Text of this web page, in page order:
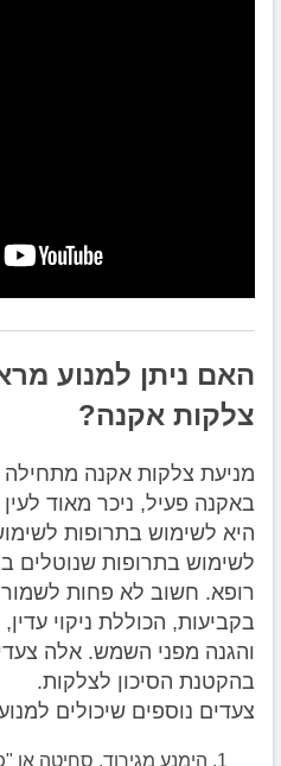
האם ניתן למנוע
צלקות אקנה?
מניעת צלקות אקנה מתחילה
באקנה פעיל, ניכר מאוד
היא לשימוש בתרופות
לשימוש בתרופות שנוטלים
רופא. חשוב לא פחות
בקביעות, הכוללת ניקוי
והגנה מפני השמש. אלה
בהקטנת הסיכון לצלקות.
צעדים נוספים שיכולים
הימנע מגירוד, סחיטה או